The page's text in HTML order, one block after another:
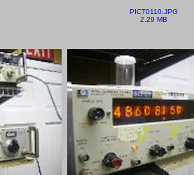
PICT0110.JPG
2.29 MB